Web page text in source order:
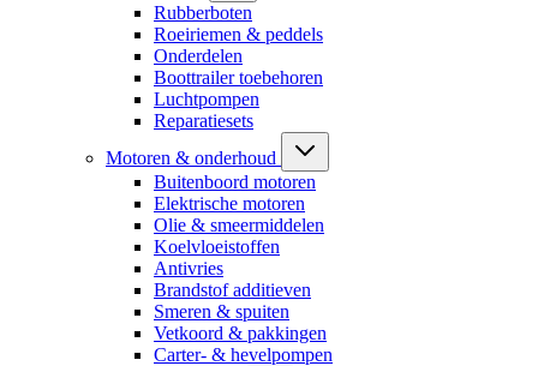
Rubberboten
Roeiriemen & peddels
Onderdelen
Boottrailer toebehoren
Luchtpompen
Reparatiesets
Motoren & onderhoud
Buitenboord motoren
Elektrische motoren
Olie & smeermiddelen
Koelvloeistoffen
Antivries
Brandstof additieven
Smeren & spuiten
Vetkoord & pakkingen
Carter- & hevelpompen